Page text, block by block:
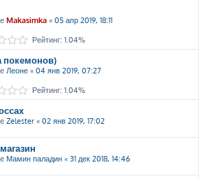
Makasimka « 05 апр 2019, 18:11
Рейтинг: 1.04%
покемонов)
Леоне « 04 янв 2019, 07:27
Рейтинг: 1.04%
Zelester « 02 янв 2019, 17:02
Мамин паладин « 31 дек 2018, 14:46